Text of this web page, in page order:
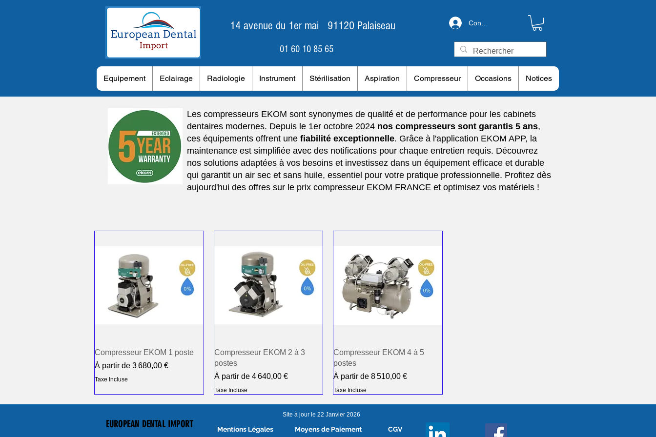
14 avenue du 1er mai 91120 Palaiseau
01 60 10 85 65
Connexion
Equipement Eclairage Radiologie Instrument Stérilisation Aspiration Compresseur Occasions Notices
Les compresseurs EKOM sont synonymes de qualité et de performance pour les cabinets
dentaires modernes. Depuis le 1er octobre 2024 nos compresseurs sont garantis 5 ans,
ces équipements offrent une fiabilité exceptionnelle. Grâce à l'application EKOM APP, la
maintenance est simplifiée avec des notifications pour chaque entretien requis. Découvrez
nos solutions adaptées à vos besoins et investissez dans un équipement efficace et durable
qui garantit un air sec et sans huile, essentiel pour votre pratique professionnelle. Profitez dès
aujourd'hui des offres sur le prix compresseur EKOM FRANCE et optimisez vos matériels !
Compresseur EKOM 1 poste
À partir de 3 680,00 €
Prix promotionnel
Taxe Incluse
Compresseur EKOM 2 à 3
postes
À partir de 4 640,00 €
Prix promotionnel
Taxe Incluse
Compresseur EKOM 4 à 5
postes
À partir de 8 510,00 €
Prix promotionnel
Taxe Incluse
Site à jour le 22 Janvier 2026
EUROPEAN DENTAL IMPORT
Mentions Légales Moyens de Paiement CGV